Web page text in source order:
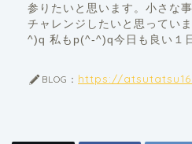
参りたいと思います。小さな
チャレンジしたいと思ってい
^)q 私もp(^-^)q今日も良い１
BLOG： https://